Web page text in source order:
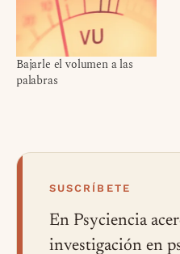
Bajarle el volumen a las
palabras
SUSCRÍBETE
En Psyciencia
investigación en